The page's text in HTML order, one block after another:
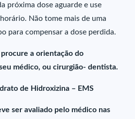
próxima dose aguarde e use
Não tome mais de uma
para compensar a dose perdida.
procure a orientação do
médico, ou cirurgião- dentista.
de Hidroxizina – EMS
ser avaliado pelo médico nas